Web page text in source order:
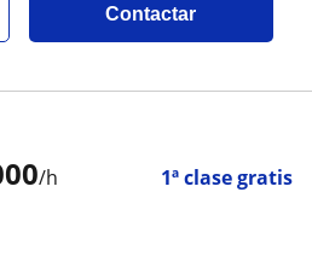
Contactar
/h 1ª clase gratis